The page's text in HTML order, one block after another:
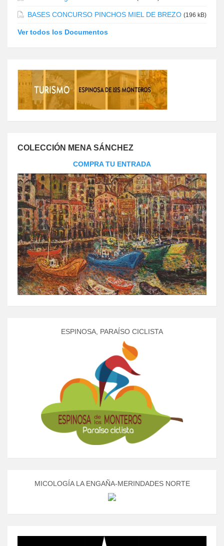
BASES CONCURSO PINCHOS MIEL DE BREZO (196 kB)
Ver todos los Documentos
COLECCIÓN MENA SÁNCHEZ
COMPRA TU ENTRADA
ESPINOSA, PARAÍSO CICLISTA
MICOLOGÍA LA ENGAÑA-MERINDADES NORTE